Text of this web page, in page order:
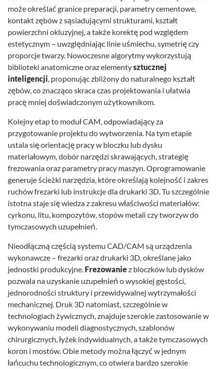
może określać granice preparacji, parametry cementowe,
kontakt zębów z sąsiadującymi strukturami, kształt
powierzchni okluzyjnej, a także korektę pod względem
estetycznym – uwzględniając linie uśmiechu, symetrię czy
proporcje twarzy. Nowoczesne algorytmy wykorzystują
biblioteki anatomiczne oraz elementysztucznej
inteligencji, proponując zbliżony do naturalnego kształt
zębów, co znacząco skraca czas projektowania i ułatwia
pracę mniej doświadczonym użytkownikom.
Kolejny etap to moduł CAM, odpowiadający za
przygotowanie projektu do wytworzenia. Na tym etapie
ustala się orientację pracy w bloczku lub dysku
materiałowym, dobór narzędzi skrawających, strategię
frezowania oraz parametry pracy maszyn. Oprogramowanie
generuje ścieżki narzędzia, które określają kolejność i zakres
ruchów frezarki lub instrukcje dla drukarki 3D. Tu szczególnie
istotna staje się wiedza z zakresu właściwości materiałów:
cyrkonu, litu, kompozytów, stopów metali czy tworzyw do
tymczasowych uzupełnień.
Nieodłączną częścią systemu CAD/CAM są urządzenia
wykonawcze – frezarki oraz drukarki 3D, określane jako
jednostki produkcyjne. Frezowaniez bloczków lub dysków
pozwala na uzyskanie uzupełnień o wysokiej gęstości,
jednorodności struktury i przewidywalnej wytrzymałości
mechanicznej. Druk 3D natomiast, szczególnie w
technologiach żywicznych, znajduje szerokie zastosowanie w
wykonywaniu modeli diagnostycznych, szablonów
chirurgicznych, łyżek indywidualnych, a także tymczasowych
koron i mostów. Obie metody można łączyć w jednym
łańcuchu technologicznym, co otwiera bardzo szerokie